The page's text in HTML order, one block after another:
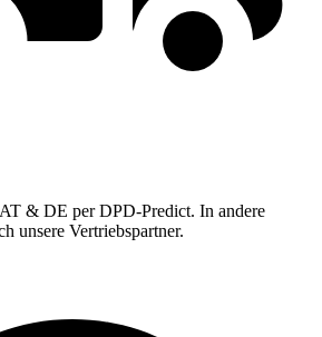
& DE per DPD-Predict. In andere
unsere Vertriebspartner.